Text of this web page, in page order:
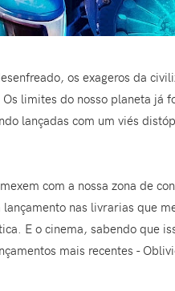
os exageros da
limites do nosso planeta já
lançadas com um viés
com a nossa zona de
nas livrarias que
E o cinema, sabendo que
mais recentes -